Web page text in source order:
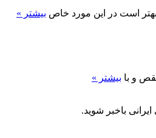
است در این مورد خاص بیشتر »
و با بیشتر »
باخبر شوید.